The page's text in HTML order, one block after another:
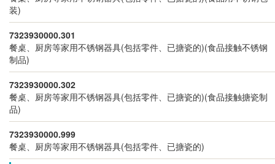
装)
7323930000.301
餐桌、厨房等家用不锈钢器具(包括零件、已搪瓷的)(食品接触不锈钢
制品)
7323930000.302
餐桌、厨房等家用不锈钢器具(包括零件、已搪瓷的)(食品接触搪瓷制
品)
7323930000.999
餐桌、厨房等家用不锈钢器具(包括零件、已搪瓷的)